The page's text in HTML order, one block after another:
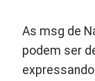
As msg de
podem ser